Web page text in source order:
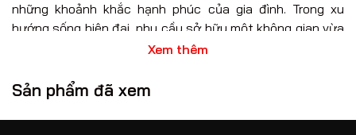
những khoảnh khắc hạnh phúc của gia đình. Trong xu
hướng sống hiện đại, nhu cầu sở hữu một không gian vừa
sang trọng, tinh giản vừa an toàn cho sức khỏe ngày
Nội thất Hàn Quốc Jang In mang đến giải pháp hoàn thiện
tổ ấm toàn diện với thiết kế chuẩn Hàn Quốc, chất lượng
Xem thêm
Sản phẩm đã xem